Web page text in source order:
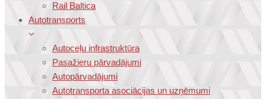
Rail Baltica
Autotransports
Autoceļu infrastruktūra
Pasažieru pārvadājumi
Autopārvadājumi
Autotransporta asociācijas un uzņēmumi